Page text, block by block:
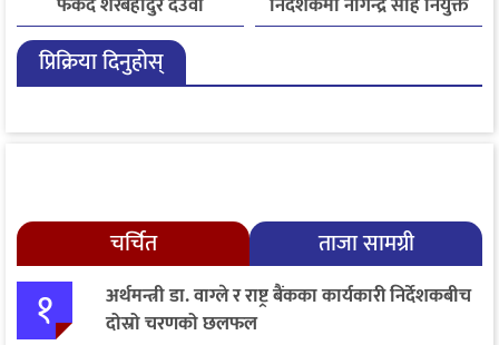
प्रिक्रिया दिनुहोस्
चर्चित ताजा सामग्री
१
अर्थमन्त्री डा. वाग्ले र राष्ट्र बैंकका कार्यकारी निर्देशकबीच
दोस्रो चरणको छलफल